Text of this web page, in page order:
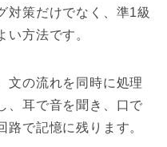
対策だけでなく、準1級
い方法です。
文の流れを同時に処理
、耳で音を聞き、口で
で記憶に残ります。